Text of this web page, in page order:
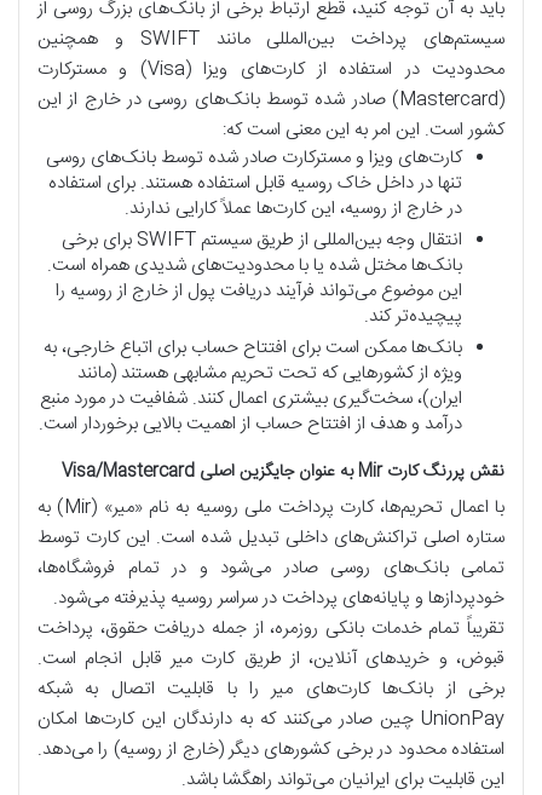
باید به آن توجه کنید، قطع ارتباط برخی از بانک‌های بزرگ روسی از
سیستم‌های پرداخت بین‌المللی مانند SWIFT و همچنین
محدودیت در استفاده از کارت‌های ویزا (Visa) و مسترکارت
(Mastercard) صادر شده توسط بانک‌های روسی در خارج از این
کشور است. این امر به این معنی است که:
کارت‌های ویزا و مسترکارت صادر شده توسط بانک‌های روسی
تنها در داخل خاک روسیه قابل استفاده هستند. برای استفاده
در خارج از روسیه، این کارت‌ها عملاً کارایی ندارند.
انتقال وجه بین‌المللی از طریق سیستم SWIFT برای برخی
بانک‌ها مختل شده یا با محدودیت‌های شدیدی همراه است.
این موضوع می‌تواند فرآیند دریافت پول از خارج از روسیه را
پیچیده‌تر کند.
بانک‌ها ممکن است برای افتتاح حساب برای اتباع خارجی، به
ویژه از کشورهایی که تحت تحریم مشابهی هستند (مانند
ایران)، سخت‌گیری بیشتری اعمال کنند. شفافیت در مورد منبع
درآمد و هدف از افتتاح حساب از اهمیت بالایی برخوردار است.
نقش پررنگ کارت Mir به عنوان جایگزین اصلی Visa/Mastercard
با اعمال تحریم‌ها، کارت پرداخت ملی روسیه به نام «میر» (Mir) به
ستاره اصلی تراکنش‌های داخلی تبدیل شده است. این کارت توسط
تمامی بانک‌های روسی صادر می‌شود و در تمام فروشگاه‌ها،
خودپردازها و پایانه‌های پرداخت در سراسر روسیه پذیرفته می‌شود.
تقریباً تمام خدمات بانکی روزمره، از جمله دریافت حقوق، پرداخت
قبوض، و خریدهای آنلاین، از طریق کارت میر قابل انجام است.
برخی از بانک‌ها کارت‌های میر را با قابلیت اتصال به شبکه
UnionPay چین صادر می‌کنند که به دارندگان این کارت‌ها امکان
استفاده محدود در برخی کشورهای دیگر (خارج از روسیه) را می‌دهد.
این قابلیت برای ایرانیان می‌تواند راهگشا باشد.